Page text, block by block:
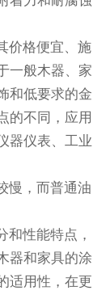
价格便宜、施
一般木器、家
和低要求的金
的不同，应用
器仪表、工业
慢，而普通油
和性能特点，
器和家具的涂
适用性，在更